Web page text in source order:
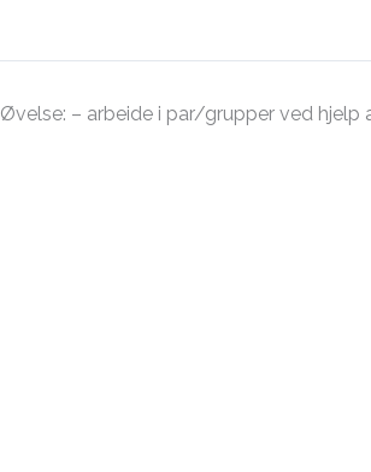
Øvelse: – arbeide i par/grupper ved